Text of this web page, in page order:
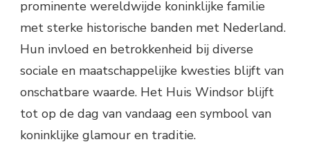
prominente wereldwijde koninklijke familie
met sterke historische banden met Nederland.
Hun invloed en betrokkenheid bij diverse
sociale en maatschappelijke kwesties blijft van
onschatbare waarde. Het Huis Windsor blijft
tot op de dag van vandaag een symbool van
koninklijke glamour en traditie.